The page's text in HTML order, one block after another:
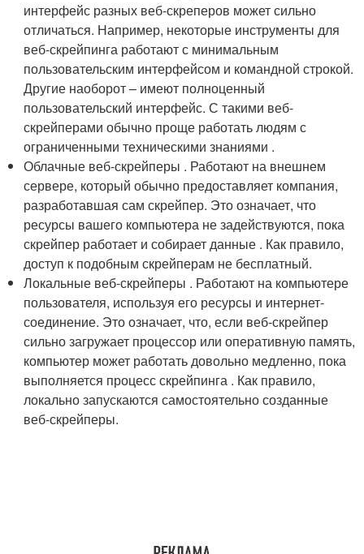
интерфейс разных веб-скреперов может сильно
отличаться. Например, некоторые инструменты для
веб-скрейпинга работают с минимальным
пользовательским интерфейсом и командной строкой.
Другие наоборот – имеют полноценный
пользовательский интерфейс. С такими веб-
скрейперами обычно проще работать людям с
ограниченными техническими знаниями .
Облачные веб-скрейперы . Работают на внешнем
сервере, который обычно предоставляет компания,
разработавшая сам скрейпер. Это означает, что
ресурсы вашего компьютера не задействуются, пока
скрейпер работает и собирает данные . Как правило,
доступ к подобным скрейперам не бесплатный.
Локальные веб-скрейперы . Работают на компьютере
пользователя, используя его ресурсы и интернет-
соединение. Это означает, что, если веб-скрейпер
сильно загружает процессор или оперативную память,
компьютер может работать довольно медленно, пока
выполняется процесс скрейпинга . Как правило,
локально запускаются самостоятельно созданные
веб-скрейперы.